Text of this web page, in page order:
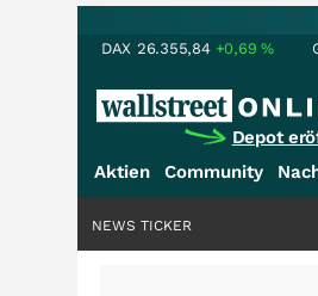
DAX 26.355,84 +0,69%
Depot
Aktien Community
NEWS TICKER